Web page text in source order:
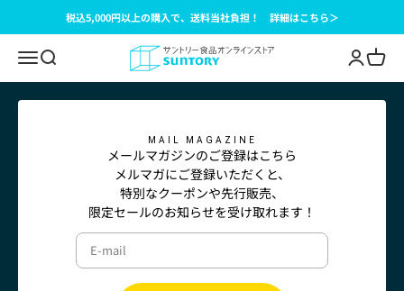
Skip to content税込5,000円以上の購入で、送料当社負担！ 詳細はこちら＞
Open navigation menu
Open search サントリー食品オンラインストア OpenOpen
MAIL MAGAZINE
メールマガジンのご登録はこちら
メルマガにご登録いただくと、
特別なクーポンや先行販売、
限定セールのお知らせを受け取れます！
E-mail